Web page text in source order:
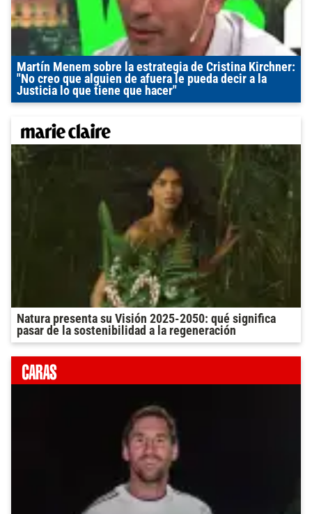
Martín Menem sobre la estrategia de Cristina Kirchner:
"No creo que alguien de afuera le pueda decir a la
Justicia lo que tiene que hacer"
Natura presenta su Visión 2025-2050: qué significa
pasar de la sostenibilidad a la regeneración